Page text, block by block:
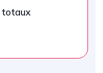
totaux